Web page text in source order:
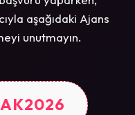
aşağıdaki Ajans
unutmayın.